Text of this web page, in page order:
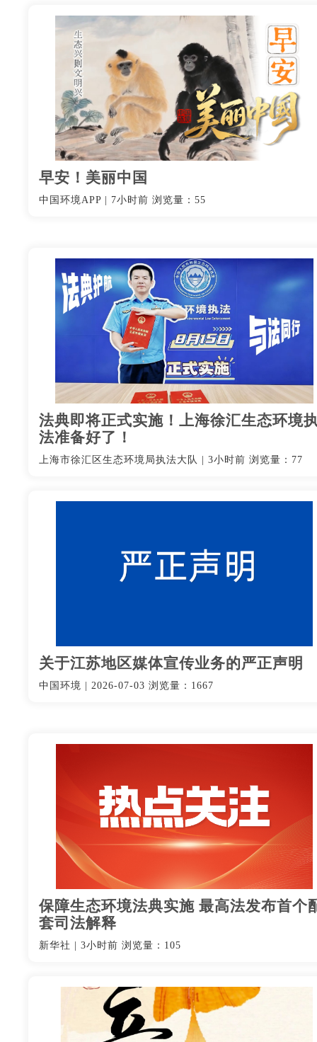
早安！美丽中国
中国环境APP 7小时前 浏览量：55
法典即将正式实施！上海徐汇生态环境
法准备好了！
上海市徐汇区生态环境局执法大队 3小时前 浏览量：77
关于江苏地区媒体宣传业务的严正声明
中国环境 2026-07-03 浏览量：1667
保障生态环境法典实施 最高法发布首个
套司法解释
新华社 3小时前 浏览量：105